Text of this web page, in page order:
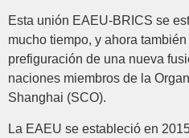
Esta unión EAEU-BRICS se
mucho tiempo, y ahora
prefiguración de una nueva
naciones miembros de la
Shanghai (SCO).
La EAEU se estableció en